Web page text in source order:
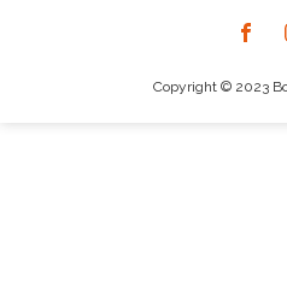
Copyright © 2023